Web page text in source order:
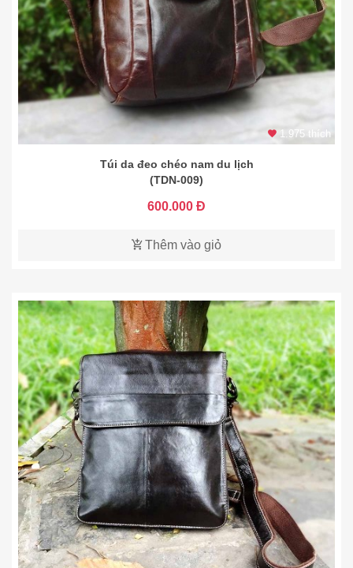
1.975 thích
Túi da đeo chéo nam du lịch
(TDN-009)
600.000 Đ
Thêm vào giỏ